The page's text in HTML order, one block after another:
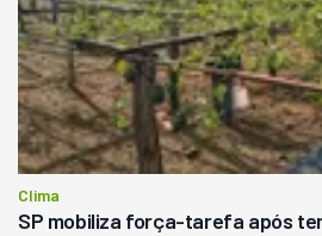
Clima
SP mobiliza força-tarefa após